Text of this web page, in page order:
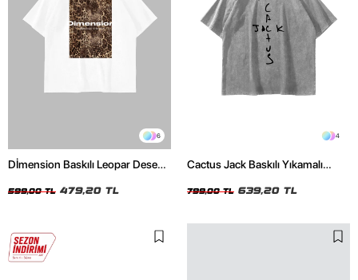
6
Dİmension Baskılı Leopar Desenli
Tshirt
599,00 TL 479,20 TL
4
Cactus Jack Baskılı Yıkamalı
799,00 TL 639,20 TL